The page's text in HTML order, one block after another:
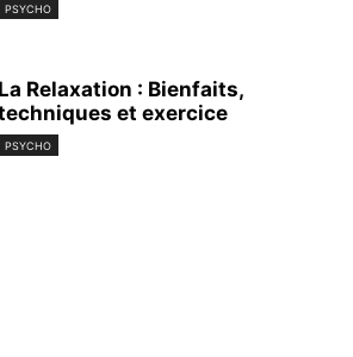
PSYCHO
La Relaxation : Bienfaits,
et exercice
PSYCHO